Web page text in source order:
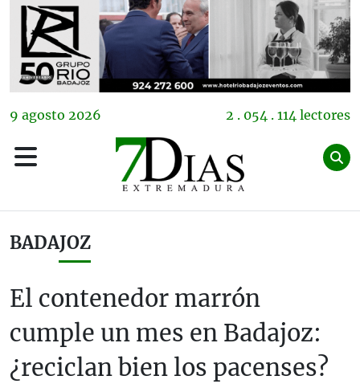
9 agosto 2026 2 . 054 . 114 lectores
BADAJOZ
El contenedor marrón
cumple un mes en Badajoz:
¿reciclan bien los pacenses?